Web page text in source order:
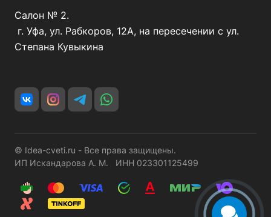
Салон № 2.
г. Уфа, ул. Рабкоров, 12А, на пересечении с ул.
Степана Кувыкина
© Idea-cveti.ru - Все права защищены.
ИП Искандарова А. М. ИНН 023301125499